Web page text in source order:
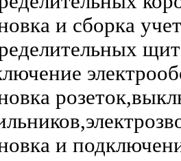
и сборка
и